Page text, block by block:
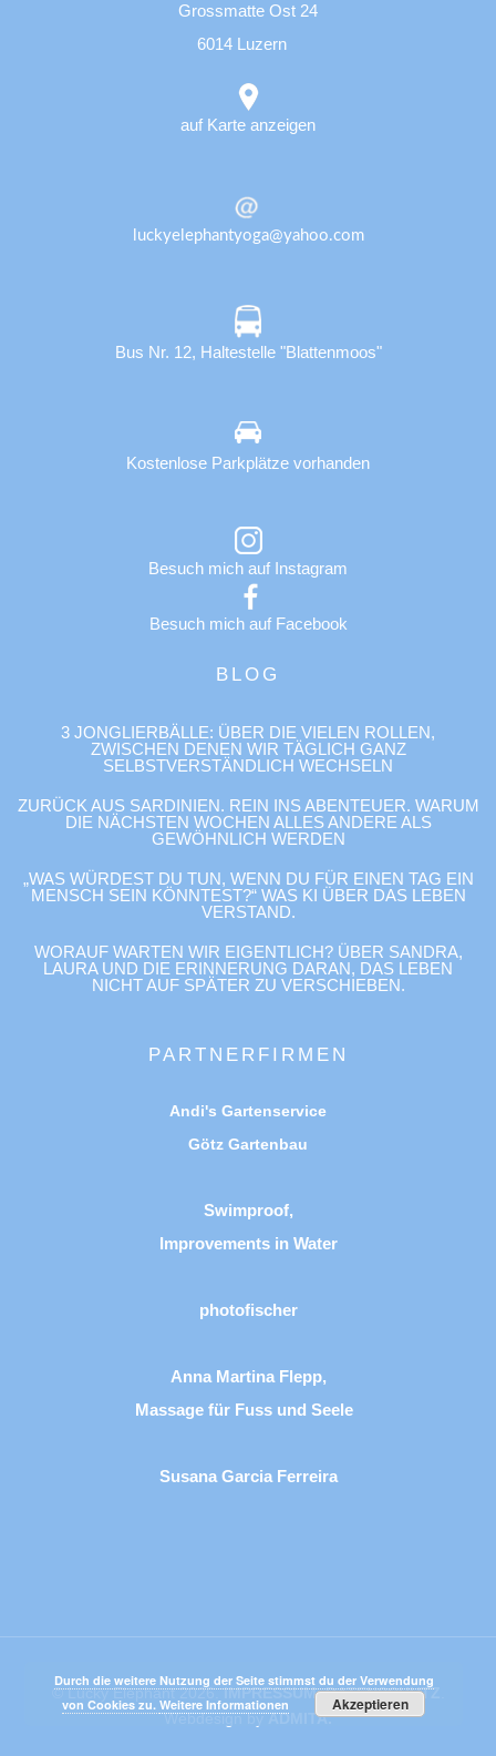
Grossmatte Ost 24
6014 Luzern
auf Karte anzeigen
luckyelephantyoga@yahoo.com
Bus Nr. 12, Haltestelle "Blattenmoos"
Kostenlose Parkplätze vorhanden
Besuch mich auf Instagram
Besuch mich auf Facebook
BLOG
3 JONGLIERBÄLLE: ÜBER DIE VIELEN ROLLEN,
ZWISCHEN DENEN WIR TÄGLICH GANZ
SELBSTVERSTÄNDLICH WECHSELN
ZURÜCK AUS SARDINIEN. REIN INS ABENTEUER. WARUM
DIE NÄCHSTEN WOCHEN ALLES ANDERE ALS
GEWÖHNLICH WERDEN
„WAS WÜRDEST DU TUN, WENN DU FÜR EINEN TAG EIN
MENSCH SEIN KÖNNTEST?“ WAS KI ÜBER DAS LEBEN
VERSTAND.
WORAUF WARTEN WIR EIGENTLICH? ÜBER SANDRA,
LAURA UND DIE ERINNERUNG DARAN, DAS LEBEN
NICHT AUF SPÄTER ZU VERSCHIEBEN.
PARTNERFIRMEN
Andi's Gartenservice
Götz Gartenbau
Swimproof,
Improvements in Water
photofischer
Anna Martina Flepp,
Massage für Fuss und Seele
Susana Garcia Ferreira
© Lucky Elephant 2026.IMPRESSUM.DATENSCHUTZ
Webdesign byADMITA.
Durch die weitere Nutzung der Seite stimmst du der Verwendung
von Cookies zu.Weitere Informationen Akzeptieren